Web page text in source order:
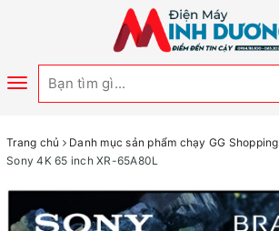
Toggle
Trang chủ Danh mục sản phẩm chạy GG Shopping
Sony 4K 65 inch XR-65A80L